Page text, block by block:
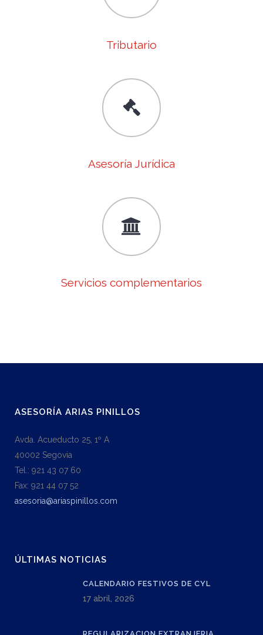
Tributario
Asesoría Jurídica
Servicios complementarios
ASESORÍA ARIAS PINILLOS
Avda. Acueducto 25, 1º A
40002 Segovia
Tel.: 921 43 07 60
Fax: 921 44 07 52
asesoria@ariaspinillos.com
ÚLTIMAS NOTICIAS
CALENDARIO FESTIVOS DE CYL
17 abril, 2026